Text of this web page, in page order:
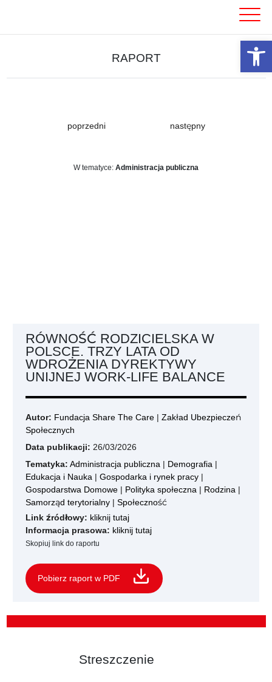
RAPORT
poprzedni następny
W tematyce: Administracja publiczna
RÓWNOŚĆ RODZICIELSKA W
POLSCE. TRZY LATA OD
WDROŻENIA DYREKTYWY
UNIJNEJ WORK-LIFE BALANCE
Autor: Fundacja Share The Care | Zakład Ubezpieczeń
Społecznych
Data publikacji: 26/03/2026
Tematyka: Administracja publiczna | Demografia |
Edukacja i Nauka | Gospodarka i rynek pracy |
Gospodarstwa Domowe | Polityka społeczna | Rodzina |
Samorząd terytorialny | Społeczność
Link źródłowy: kliknij tutaj
Informacja prasowa: kliknij tutaj
Skopiuj link do raportu
Pobierz raport w PDF
Streszczenie